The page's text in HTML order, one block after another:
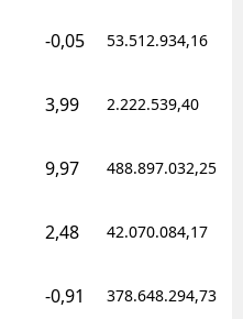
-0,05 53.512.934,16
3,99 2.222.539,40
9,97 488.897.032,25
2,48 42.070.084,17
-0,91 378.648.294,73